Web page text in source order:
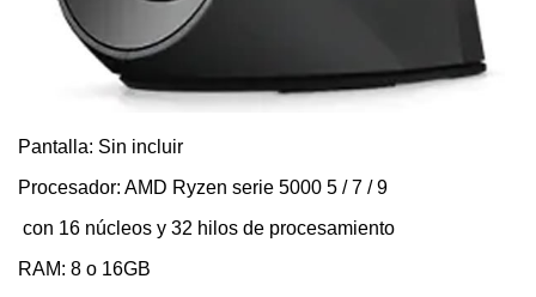
Pantalla: Sin incluir
Procesador: AMD Ryzen serie 5000 5 / 7 / 9
con 16 núcleos y 32 hilos de procesamiento
RAM: 8 o 16GB